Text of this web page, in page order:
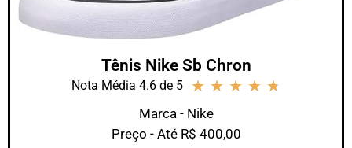
Tênis Nike Sb Chron
Nota Média 4.6 de 5 ★ ★ ★ ★ ★
Marca - Nike
Preço - Até R$ 400,00